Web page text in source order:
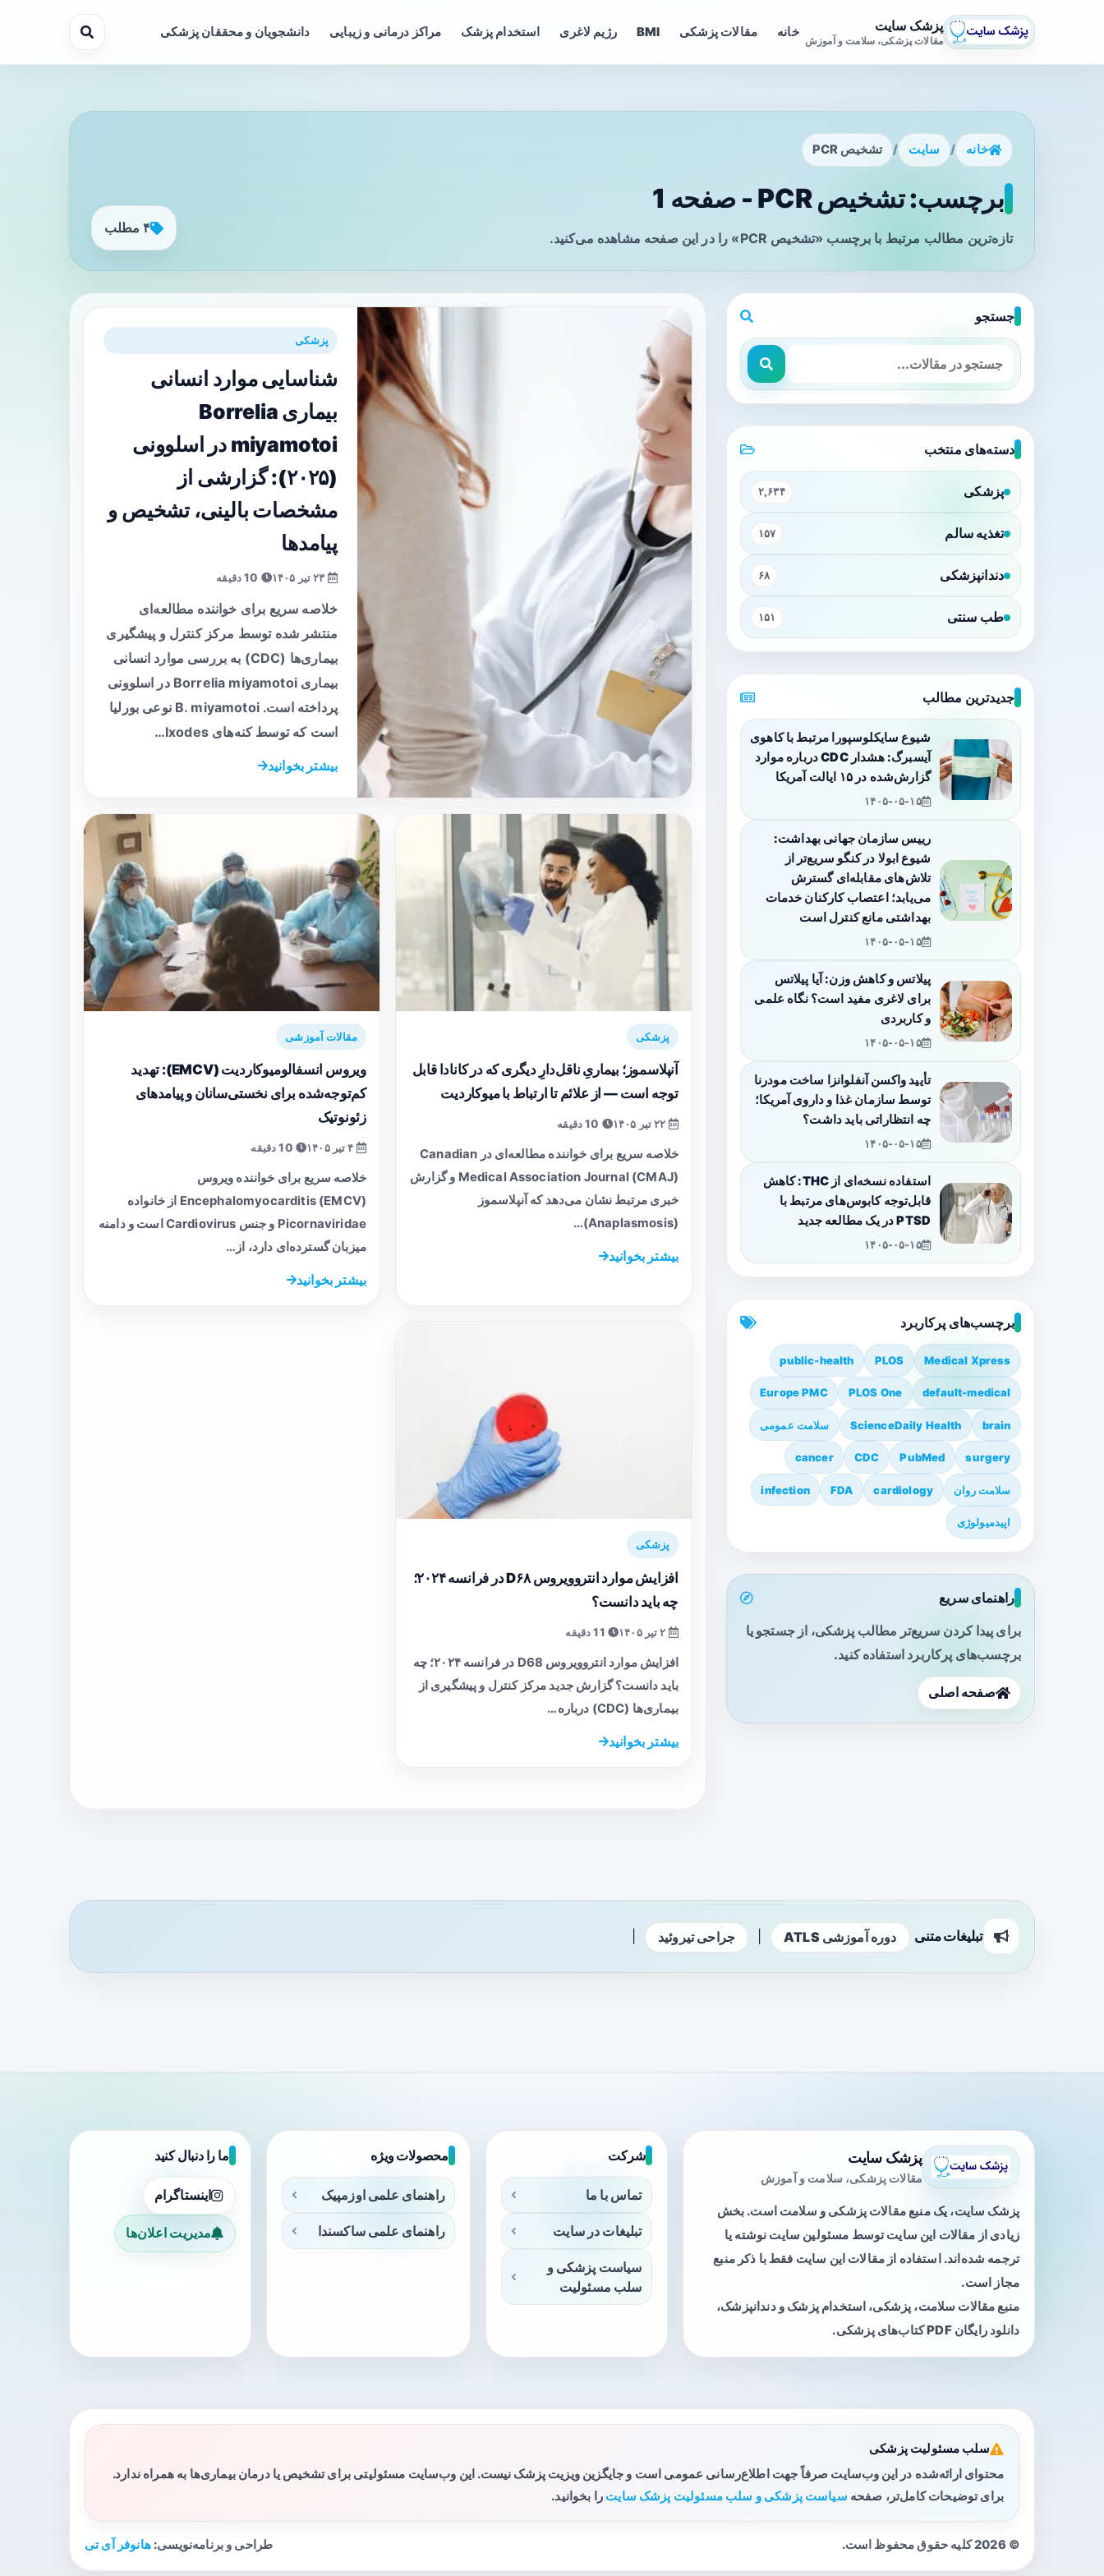
پزشک سایت
مقالات پزشکی، سلامت و آموزش
خانه مقالات پزشکی BMI رژیم لاغری استخدام پزشک مراکز درمانی و زیبایی دانشجویان و محققان پزشکی
خانه / سایت / تشخیص PCR
برچسب: تشخیص PCR - صفحه 1
تازه‌ترین مطالب مرتبط با برچسب «تشخیص PCR» را در این صفحه مشاهده می‌کنید.
۴ مطلب
پزشکی
شناسایی موارد انسانی
بیماری Borrelia
miyamotoi در اسلوونی
(۲۰۲۵): گزارشی از
مشخصات بالینی، تشخیص و
پیامدها
خلاصه سریع برای خواننده مطالعه‌ای
منتشر شده توسط مرکز کنترل و پیشگیری
بیماری‌ها (CDC) به بررسی موارد انسانی
بیماری Borrelia miyamotoi در اسلوونی
پرداخته است. B. miyamotoi نوعی بورلیا
است که توسط کنه‌های Ixodes…
بیشتر بخوانید
پزشکی
آنپلاسموز؛ بیماریِ ناقل‌دارِ دیگری که در کانادا قابل
توجه است — از علائم تا ارتباط با میوکاردیت
خلاصه سریع برای خواننده مطالعه‌ای در Canadian
Medical Association Journal (CMAJ) و گزارش
خبری مرتبط نشان می‌دهد که آنپلاسموز
(Anaplasmosis)…
بیشتر بخوانید
مقالات آموزشی
ویروس انسفالومیوکاردیت (EMCV): تهدید
کم‌توجه‌شده برای نخستی‌سانان و پیامدهای
زئونوتیک
خلاصه سریع برای خواننده ویروس
Encephalomyocarditis (EMCV) از خانواده
Picornaviridae و جنس Cardiovirus است و دامنه
میزبان گسترده‌ای دارد، از…
بیشتر بخوانید
پزشکی
افزایش موارد انتروویروس D۶۸ در فرانسه ۲۰۲۴؛
چه باید دانست؟
افزایش موارد انتروویروس D68 در فرانسه ۲۰۲۴؛ چه
باید دانست؟ گزارش جدید مرکز کنترل و پیشگیری از
بیماری‌ها (CDC) درباره…
بیشتر بخوانید
جستجو
دسته‌های منتخب
پزشکی ۲,۶۳۴
تغذیه سالم ۱۵۷
دندانپزشکی ۶۸
طب سنتی ۱۵۱
جدیدترین مطالب
شیوع سایکلوسپورا مرتبط با کاهوی
آیسبرگ: هشدار CDC درباره موارد
گزارش‌شده در ۱۵ ایالت آمریکا
۱۴۰۵-۰۵-۱۵
رییس سازمان جهانی بهداشت:
شیوع ابولا در کنگو سریع‌تر از
تلاش‌های مقابله‌ای گسترش
می‌یابد؛ اعتصاب کارکنان خدمات
بهداشتی مانع کنترل است
۱۴۰۵-۰۵-۱۵
پیلاتس و کاهش وزن: آیا پیلاتس
برای لاغری مفید است؟ نگاه علمی
و کاربردی
۱۴۰۵-۰۵-۱۵
تأیید واکسن آنفلوانزا ساخت مودرنا
توسط سازمان غذا و داروی آمریکا؛
چه انتظاراتی باید داشت؟
۱۴۰۵-۰۵-۱۵
استفاده نسخه‌ای از THC: کاهش
قابل‌توجه کابوس‌های مرتبط با
PTSD در یک مطالعه جدید
۱۴۰۵-۰۵-۱۵
برچسب‌های پرکاربرد
Medical Xpress
PLOS
public-health
default-medical
PLOS One
Europe PMC
brain
ScienceDaily Health سلامت عمومی
surgery
PubMed
CDC
cancer
سلامت روان cardiology
FDA
infection
اپیدمیولوژی
راهنمای سریع
برای پیدا کردن سریع‌تر مطالب پزشکی، از جستجو یا
برچسب‌های پرکاربرد استفاده کنید.
صفحه اصلی
تبلیغات متنی دوره آموزشی ATLS جراحی تیروئید
پزشک سایت
مقالات پزشکی، سلامت و آموزش
پزشک سایت، یک منبع مقالات پزشکی و سلامت است. بخش
زیادی از مقالات این سایت توسط مسئولین سایت نوشته یا
ترجمه شده‌اند. استفاده از مقالات این سایت فقط با ذکر منبع
مجاز است.
منبع مقالات سلامت، پزشکی، استخدام پزشک و دندانپزشک،
دانلود رایگان PDF کتاب‌های پزشکی.
شرکت
تماس با ما
تبلیغات در سایت
سیاست پزشکی و
سلب مسئولیت
محصولات ویژه
راهنمای علمی اوزمپیک
راهنمای علمی ساکسندا
ما را دنبال کنید
اینستاگرام
مدیریت اعلان‌ها
سلب مسئولیت پزشکی
محتوای ارائه‌شده در این وب‌سایت صرفاً جهت اطلاع‌رسانی عمومی است و جایگزین ویزیت پزشک نیست. این وب‌سایت مسئولیتی برای تشخیص یا درمان بیماری‌ها به همراه ندارد.
برای توضیحات کامل‌تر، صفحه سیاست پزشکی و سلب مسئولیت پزشک سایت را بخوانید.
© 2026 کلیه حقوق محفوظ است. طراحی و برنامه‌نویسی:هانوفر آی تی